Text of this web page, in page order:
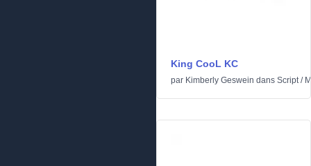
King CooL KC
par Kimberly Geswein dans Script/